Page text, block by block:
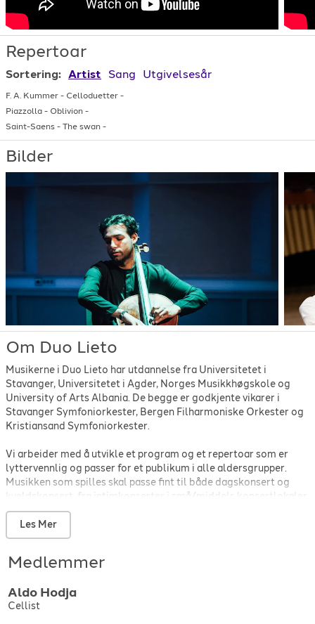
support@gigplanet.no
Repertoar
Sortering: Artist Sang Utgivelsesår
F. A. Kummer - Celloduetter -
Piazzolla - Oblivion -
Saint-Saens - The swan -
Bilder
Om Duo Lieto
Musikerne i Duo Lieto har utdannelse fra Universitetet i
Stavanger, Universitetet i Agder, Norges Musikkhøgskole og
University of Arts Albania. De begge er godkjente vikarer i
Stavanger Symfoniorkester, Bergen Filharmoniske Orkester og
Kristiansand Symfoniorkester.
Vi arbeider med å utvikle et program og et repertoar som er
lyttervennlig og passer for et publikum i alle aldersgrupper.
Musikken som spilles skal passe fint til både dagskonsert og
kveldskonsert, fra intimkonserter i små/middels konsertlokaler
til større kirkerom. Celloen er et instrument med både mørkt og
lyst register, og fungerer derfor veldig fint som duett med både
bass og solostemme, og det er en type gruppe som passer fint i
Les Mer
Medlemmer
Aldo Hodja
Cellist